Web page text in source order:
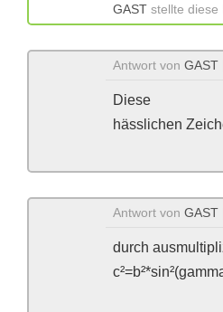
GAST stellte diese
Antwort von GAST
Diese
hässlichen
Antwort von GAST
durch